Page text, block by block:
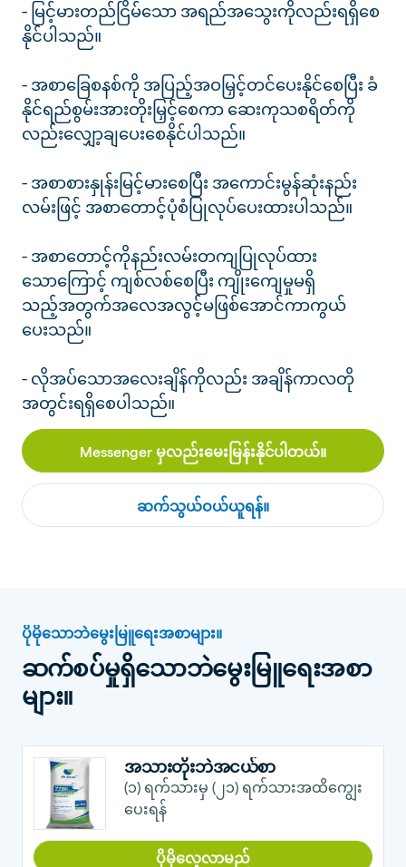
- မြင့်မားတည်ငြိမ်သော အရည်အသွေးကိုလည်းရရှိစေ
နိုင်ပါသည်။
- အစာခြေစနစ်ကို အပြည့်အဝမြှင့်တင်ပေးနိုင်စေပြီး ခံ
နိုင်ရည်စွမ်းအားတိုးမြှင့်စေကာ ဆေးကုသစရိတ်ကို
လည်းလျှော့ချပေးစေနိုင်ပါသည်။
- အစာစားနှုန်းမြင့်မားစေပြီး အကောင်းမွန်ဆုံးနည်း
လမ်းဖြင့် အစာတောင့်ပုံစံပြုလုပ်ပေးထားပါသည်။
- အစာတောင့်ကိုနည်းလမ်းတကျပြုလုပ်ထား
သောကြောင့် ကျစ်လစ်စေပြီး ကျိုးကျေမှုမရှိ
သည့်အတွက်အလေအလွင့်မဖြစ်အောင်ကာကွယ်
ပေးသည်။
- လိုအပ်သောအလေးချိန်ကိုလည်း အချိန်ကာလတို
အတွင်းရရှိစေပါသည်။
Messenger မှလည်းမေးမြန်းနိုင်ပါတယ်။
ဆက်သွယ်ဝယ်ယူရန်။
ပိုမိုသောဘဲမွေးမြူရေးအစာများ။
ဆက်စပ်မှုရှိသောဘဲမွေးမြူရေးအစာ
များ။
အသားတိုးဘဲအငယ်စာ
(၁) ရက်သားမှ (၂၁) ရက်သားအထိကျွေး
ပေးရန်
ပိုမိုလေ့လာမည်